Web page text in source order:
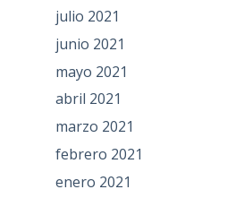
julio 2021
junio 2021
mayo 2021
abril 2021
marzo 2021
febrero 2021
enero 2021